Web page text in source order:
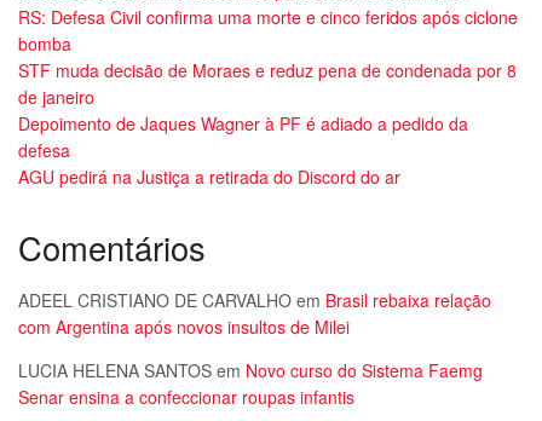
RS: Defesa Civil confirma uma morte e cinco feridos após ciclone
bomba
STF muda decisão de Moraes e reduz pena de condenada por 8
de janeiro
Depoimento de Jaques Wagner à PF é adiado a pedido da
defesa
AGU pedirá na Justiça a retirada do Discord do ar
Comentários
ADEEL CRISTIANO DE CARVALHO em Brasil rebaixa relação
com Argentina após novos insultos de Milei
LUCIA HELENA SANTOS em Novo curso do Sistema Faemg
Senar ensina a confeccionar roupas infantis